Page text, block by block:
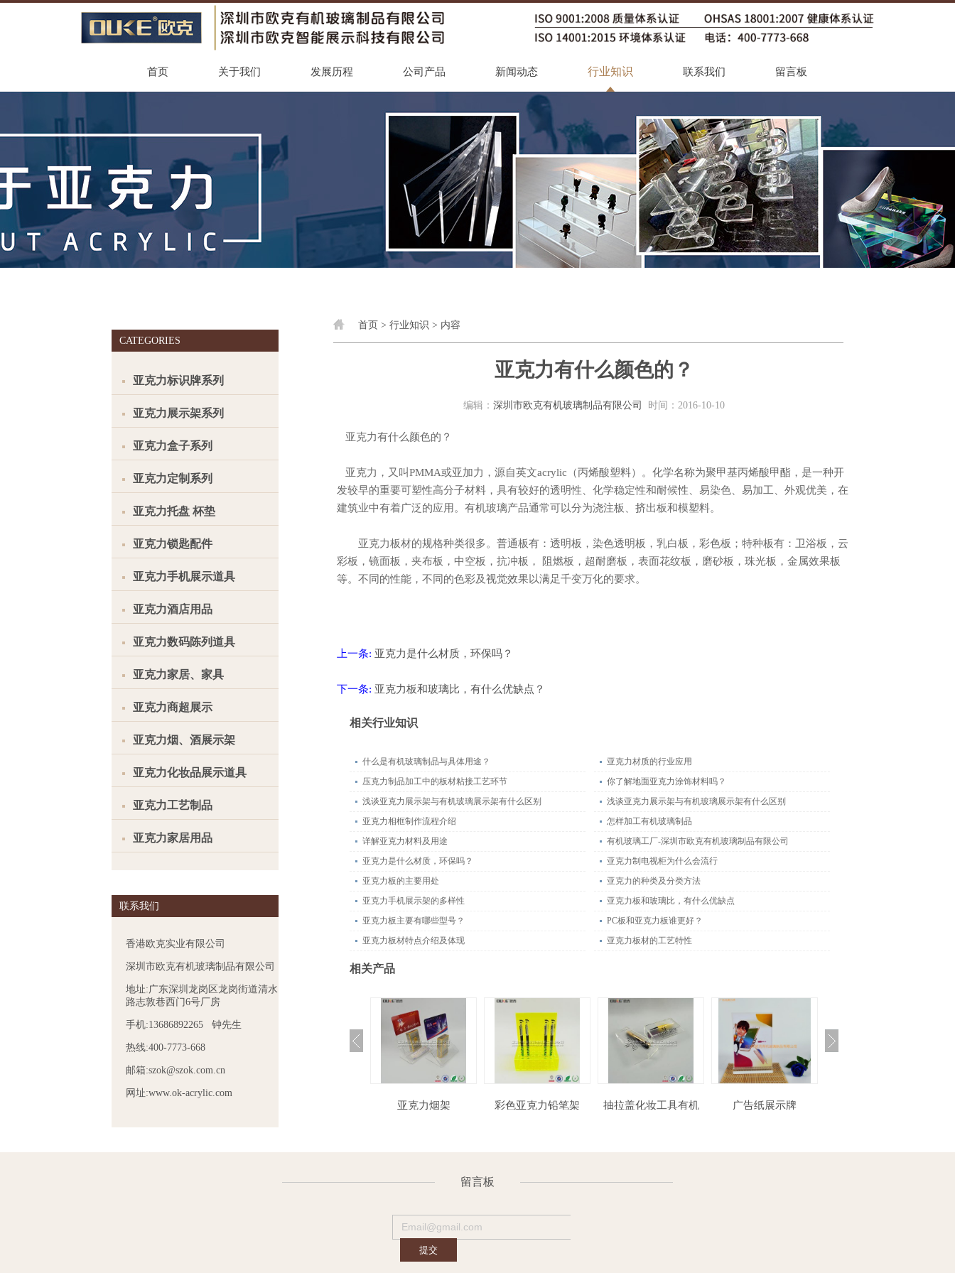
首页 关于我们 发展历程 公司产品 新闻动态 行业知识 联系我们 留言板
CATEGORIES
亚克力标识牌系列
亚克力展示架系列
亚克力盒子系列
亚克力定制系列
亚克力托盘 杯垫
亚克力锁匙配件
亚克力手机展示道具
亚克力酒店用品
亚克力数码陈列道具
亚克力家居、家具
亚克力商超展示
亚克力烟、酒展示架
亚克力化妆品展示道具
亚克力工艺制品
亚克力家居用品
联系我们
香港欧克实业有限公司
深圳市欧克有机玻璃制品有限公司
地址:广东深圳龙岗区龙岗街道清水
路志敦巷西门6号厂房
手机:13686892265 钟先生
热线:400-7773-668
邮箱:szok@szok.com.cn
网址:www.ok-acrylic.com
首页 > 行业知识 > 内容
亚克力有什么颜色的？
编辑： 深圳市欧克有机玻璃制品有限公司 时间：2016-10-10
亚克力有什么颜色的？
亚克力，又叫PMMA或亚加力，源自英文acrylic（丙烯酸塑料）。化学名称为聚甲基丙烯酸甲酯，是一种开
发较早的重要可塑性高分子材料，具有较好的透明性、化学稳定性和耐候性、易染色、易加工、外观优美，在
建筑业中有着广泛的应用。有机玻璃产品通常可以分为浇注板、挤出板和模塑料。
亚克力板材的规格种类很多。普通板有：透明板，染色透明板，乳白板，彩色板；特种板有：卫浴板，云
彩板，镜面板，夹布板，中空板，抗冲板， 阻燃板，超耐磨板，表面花纹板，磨砂板，珠光板，金属效果板
等。不同的性能，不同的色彩及视觉效果以满足千变万化的要求。
上一条: 亚克力是什么材质，环保吗？
下一条: 亚克力板和玻璃比，有什么优缺点？
相关行业知识
什么是有机玻璃制品与具体用途？
亚克力材质的行业应用
压克力制品加工中的板材粘接工艺环节
你了解地面亚克力涂饰材料吗？
浅谈亚克力展示架与有机玻璃展示架有什么区别
浅谈亚克力展示架与有机玻璃展示架有什么区别
亚克力相框制作流程介绍
怎样加工有机玻璃制品
详解亚克力材料及用途
有机玻璃工厂-深圳市欧克有机玻璃制品有限公司
亚克力是什么材质，环保吗？
亚克力制电视柜为什么会流行
亚克力板的主要用处
亚克力的种类及分类方法
亚克力手机展示架的多样性
亚克力板和玻璃比，有什么优缺点
亚克力板主要有哪些型号？
PC板和亚克力板谁更好？
亚克力板材特点介绍及体现
亚克力板材的工艺特性
相关产品
亚克力烟架 彩色亚克力铅笔架
抽拉盖化妆工具有机
广告纸展示牌
留言板